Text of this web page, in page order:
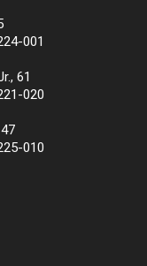
001
61
020
010